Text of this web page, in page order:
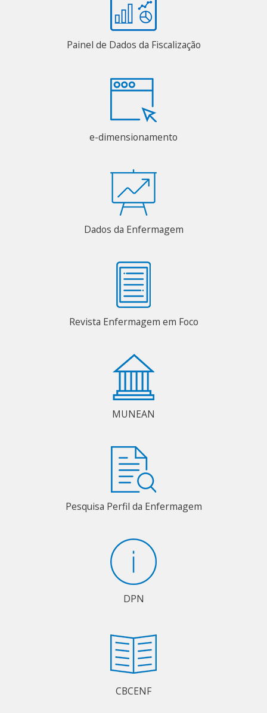
Painel de Dados da Fiscalização
e-dimensionamento
Dados da Enfermagem
Revista Enfermagem em Foco
MUNEAN
Pesquisa Perfil da Enfermagem
DPN
CBCENF